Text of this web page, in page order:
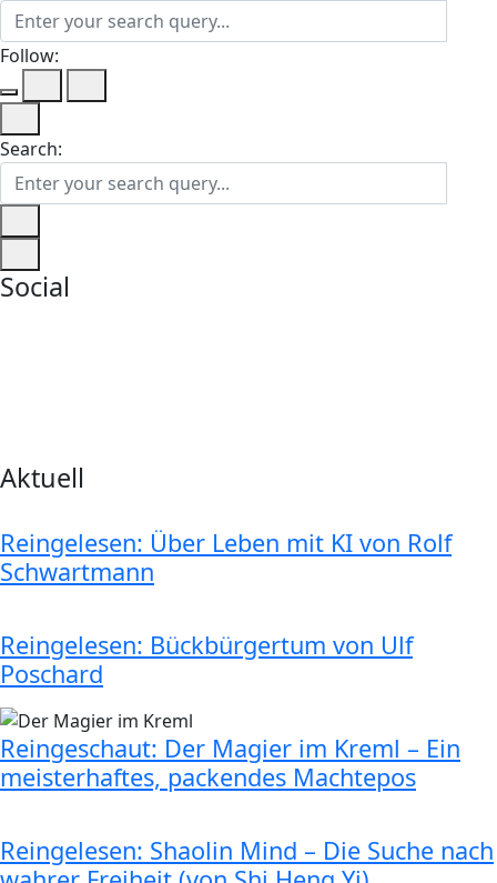
Follow:
Search:
Social
Aktuell
Reingelesen: Über Leben mit KI von Rolf
Schwartmann
Reingelesen: Bückbürgertum von Ulf
Poschard
Reingeschaut: Der Magier im Kreml – Ein
meisterhaftes, packendes Machtepos
Reingelesen: Shaolin Mind – Die Suche nach